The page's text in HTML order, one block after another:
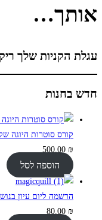
אותך…
עגלת הקניות שלך
חדש בחנות
קורס סוטרות היוגה של פטנג'לי – 8
₪
500.00
הוספה לסל
הרשמה ליום עיון
₪
80.00